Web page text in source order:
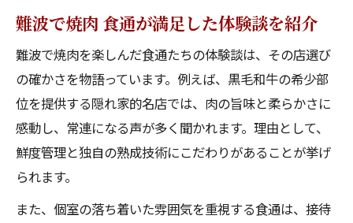
難波で焼肉 食通が満足した体験談を紹介
難波で焼肉を楽しんだ食通たちの体験談は、その店選び
の確かさを物語っています。例えば、黒毛和牛の希少部
位を提供する隠れ家的名店では、肉の旨味と柔らかさに
感動し、常連になる声が多く聞かれます。理由として、
鮮度管理と独自の熟成技術にこだわりがあることが挙げ
られます。
また、個室の落ち着いた雰囲気を重視する食通は、接待